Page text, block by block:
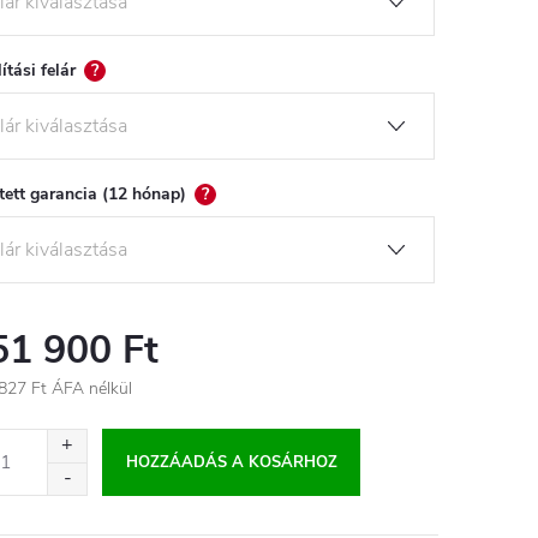
felár ?
garancia (12 hónap) ?
900 Ft
Ft ÁFA nélkül
HOZZÁADÁS A KOSÁRHOZ